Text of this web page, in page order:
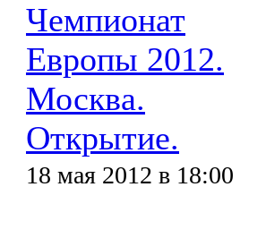
Чемпионат
Европы 2012.
Москва.
Открытие.
18 мая 2012 в 18:00